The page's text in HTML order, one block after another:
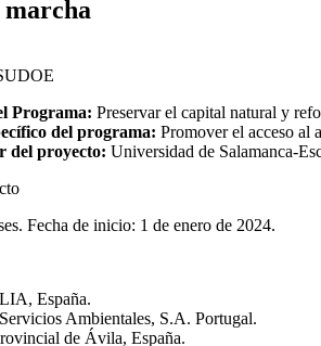
marcha
Programa: Preservar el capital natural y
del programa: Promover el acceso al
del proyecto: Universidad de Salamanca-
Fecha de inicio: 1 de enero de 2024.
España.
Ambientales, S.A. Portugal.
de Ávila, España.